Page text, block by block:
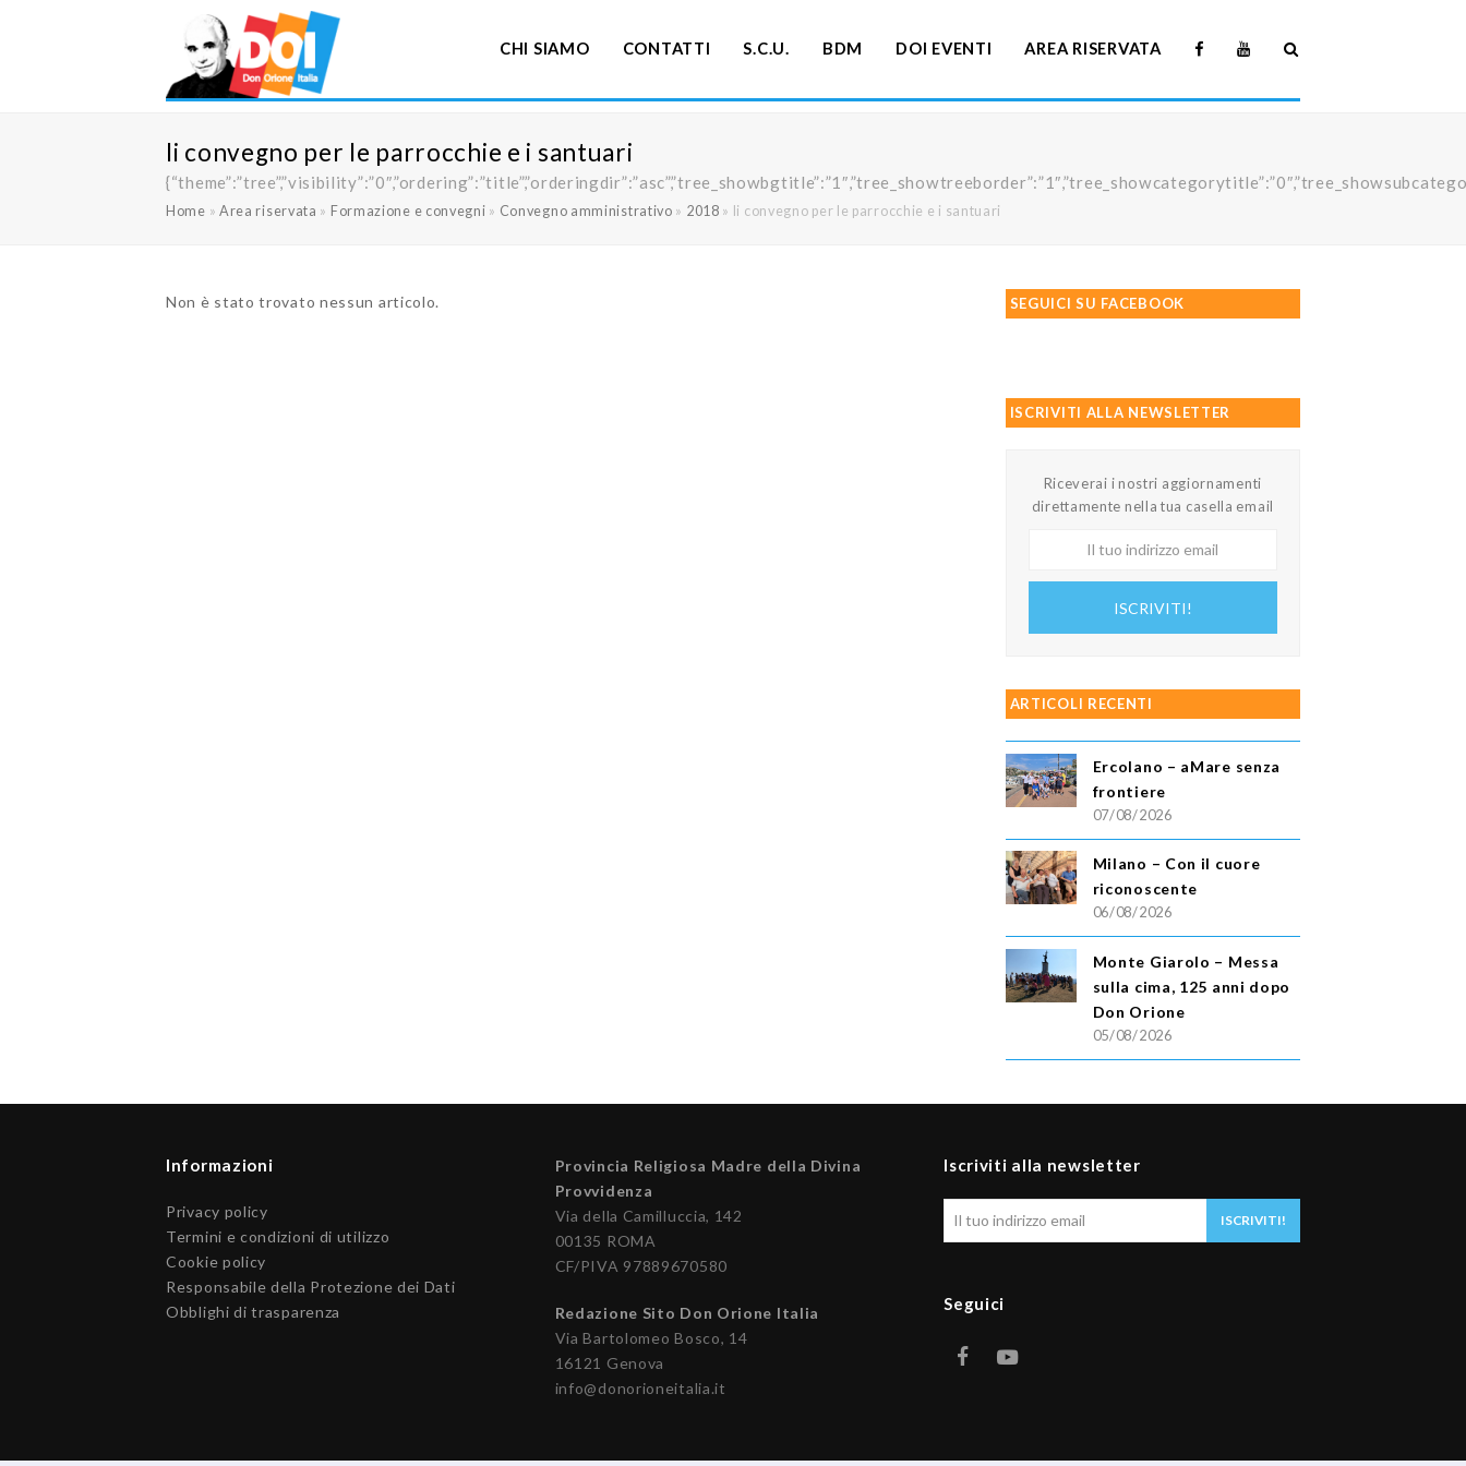
CHI SIAMO CONTATTI S.C.U. BDM DOI EVENTI AREA RISERVATA
Ii convegno per le parrocchie e i santuari
Home » Area riservata » Formazione e convegni » Convegno amministrativo » 2018 » Ii convegno per le parrocchie e i santuari
Non è stato trovato nessun articolo. SEGUICI SU FACEBOOK
ISCRIVITI ALLA NEWSLETTER
Riceverai i nostri aggiornamenti
direttamente nella tua casella email
ISCRIVITI!
ARTICOLI RECENTI
Ercolano – aMare senza
frontiere
07/08/2026
Milano – Con il cuore
riconoscente
06/08/2026
Monte Giarolo – Messa
sulla cima, 125 anni dopo
Don Orione
05/08/2026
Informazioni
Privacy policy
Termini e condizioni di utilizzo
Cookie policy
Responsabile della Protezione dei Dati
Obblighi di trasparenza
Provincia Religiosa Madre della Divina
Provvidenza
Via della Camilluccia, 142
00135 ROMA
CF/PIVA 97889670580
Redazione Sito Don Orione Italia
Via Bartolomeo Bosco, 14
16121 Genova
info@donorioneitalia.it
Iscriviti alla newsletter
ISCRIVITI!
Seguici
Y